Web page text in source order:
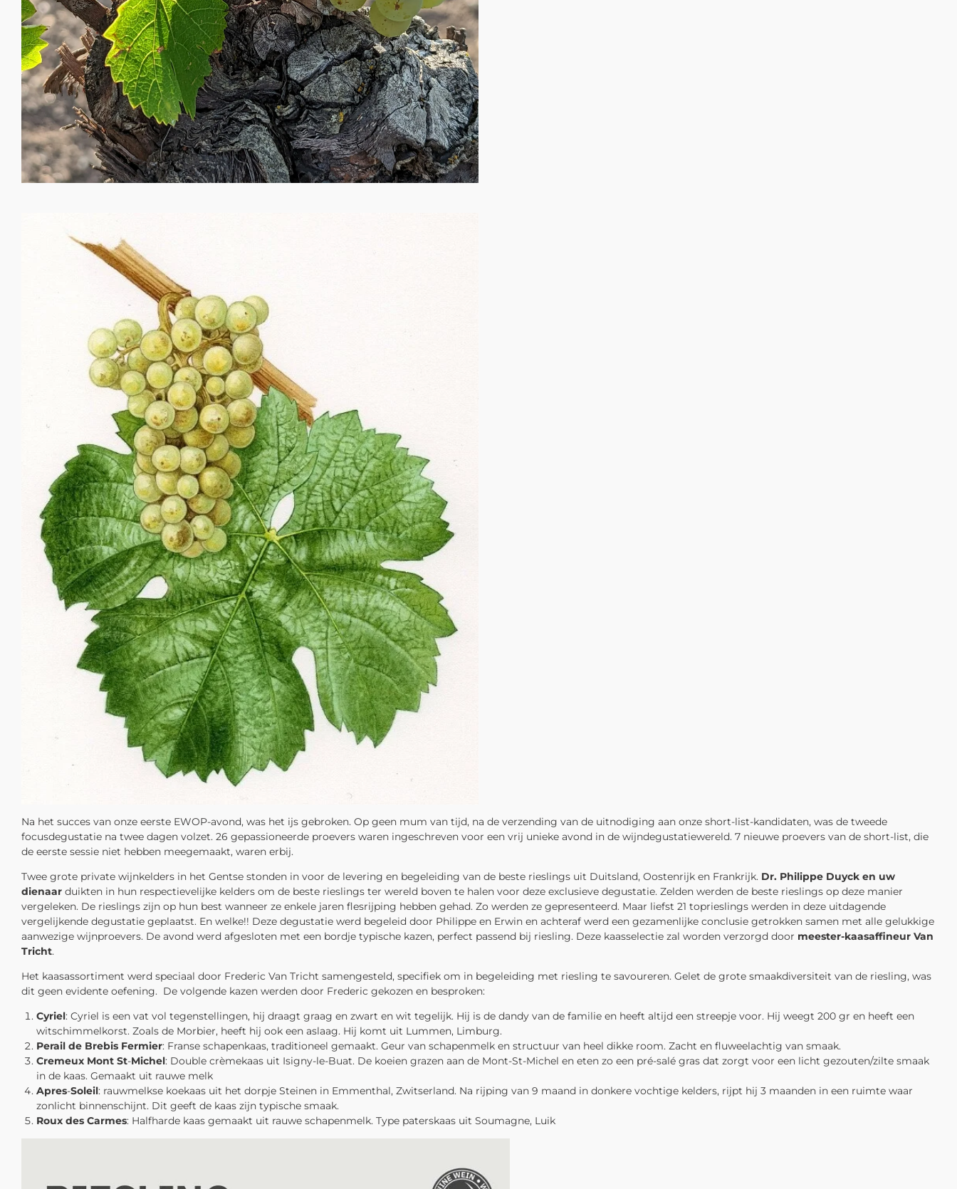
Na het succes van onze eerste EWOP-avond, was het ijs gebroken. Op geen mum van tijd, na de verzending van de uitnodiging aan onze short-list-kandidaten, was de tweede
focusdegustatie na twee dagen volzet. 26 gepassioneerde proevers waren ingeschreven voor een vrij unieke avond in de wijndegustatiewereld. 7 nieuwe proevers van de short-list, die
de eerste sessie niet hebben meegemaakt, waren erbij.
Twee grote private wijnkelders in het Gentse stonden in voor de levering en begeleiding van de beste rieslings uit Duitsland, Oostenrijk en Frankrijk. Dr. Philippe Duyck en uw
dienaar duikten in hun respectievelijke kelders om de beste rieslings ter wereld boven te halen voor deze exclusieve degustatie. Zelden werden de beste rieslings op deze manier
vergeleken. De rieslings zijn op hun best wanneer ze enkele jaren flesrijping hebben gehad. Zo werden ze gepresenteerd. Maar liefst 21 toprieslings werden in deze uitdagende
vergelijkende degustatie geplaatst. En welke!! Deze degustatie werd begeleid door Philippe en Erwin en achteraf werd een gezamenlijke conclusie getrokken samen met alle gelukkige
aanwezige wijnproevers. De avond werd afgesloten met een bordje typische kazen, perfect passend bij riesling. Deze kaasselectie zal worden verzorgd door meester-kaasaffineur Van
Tricht.
Het kaasassortiment werd speciaal door Frederic Van Tricht samengesteld, specifiek om in begeleiding met riesling te savoureren. Gelet de grote smaakdiversiteit van de riesling, was
dit geen evidente oefening. De volgende kazen werden door Frederic gekozen en besproken:
Cyriel: Cyriel is een vat vol tegenstellingen, hij draagt graag en zwart en wit tegelijk. Hij is de dandy van de familie en heeft altijd een streepje voor. Hij weegt 200 gr en heeft een
witschimmelkorst. Zoals de Morbier, heeft hij ook een aslaag. Hij komt uit Lummen, Limburg.
Perail de Brebis Fermier: Franse schapenkaas, traditioneel gemaakt. Geur van schapenmelk en structuur van heel dikke room. Zacht en fluweelachtig van smaak.
Cremeux Mont St-Michel: Double crèmekaas uit Isigny-le-Buat. De koeien grazen aan de Mont-St-Michel en eten zo een pré-salé gras dat zorgt voor een licht gezouten/zilte smaak
in de kaas. Gemaakt uit rauwe melk
Apres-Soleil: rauwmelkse koekaas uit het dorpje Steinen in Emmenthal, Zwitserland. Na rijping van 9 maand in donkere vochtige kelders, rijpt hij 3 maanden in een ruimte waar
zonlicht binnenschijnt. Dit geeft de kaas zijn typische smaak.
Roux des Carmes: Halfharde kaas gemaakt uit rauwe schapenmelk. Type paterskaas uit Soumagne, Luik